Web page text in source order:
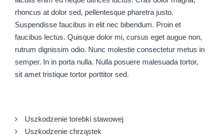
rhoncus at dolor sed, pellentesque pharetra justo.
Suspendisse faucibus in elit nec bibendum. Proin et
faucibus lectus. Quisque dolor mi, cursus eget augue non,
rutrum dignissim odio. Nunc molestie consectetur metus in
semper. In in porta nulla. Nulla posuere malesuada tortor,
sit amet tristique tortor porttitor sed.
Uszkodzenie torebki stawowej
Uszkodzenie chrząstek